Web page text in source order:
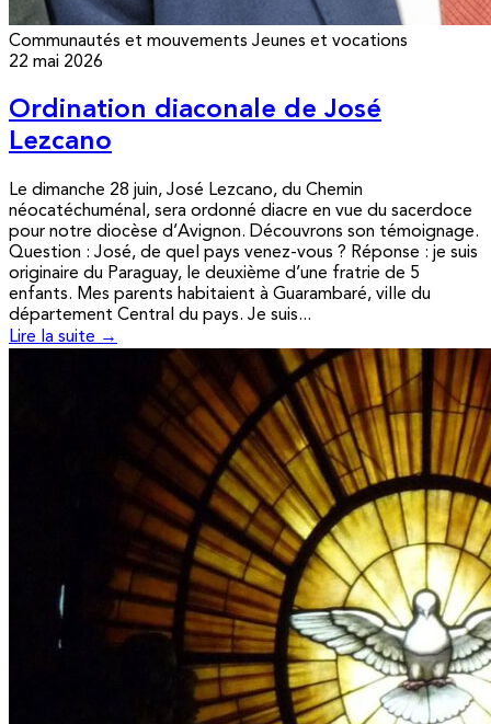
Communautés et mouvements Jeunes et vocations
22 mai 2026
Ordination diaconale de José
Lezcano
Le dimanche 28 juin, José Lezcano, du Chemin
néocatéchuménal, sera ordonné diacre en vue du sacerdoce
pour notre diocèse d’Avignon. Découvrons son témoignage.
Question : José, de quel pays venez-vous ? Réponse : je suis
originaire du Paraguay, le deuxième d’une fratrie de 5
enfants. Mes parents habitaient à Guarambaré, ville du
département Central du pays. Je suis...
Lire la suite →